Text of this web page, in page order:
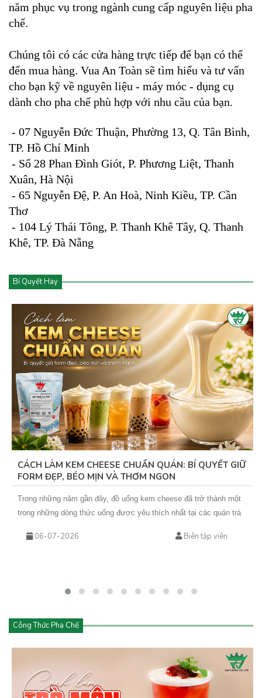
năm phục vụ trong ngành cung cấp nguyên liệu pha
chế.
Chúng tôi có các cửa hàng trực tiếp để bạn có thể
đến mua hàng. Vua An Toàn sẽ tìm hiểu và tư vấn
cho bạn kỹ về nguyên liệu - máy móc - dụng cụ
dành cho pha chế phù hợp với nhu cầu của bạn.
- 07 Nguyễn Đức Thuận, Phường 13, Q. Tân Bình,
TP. Hồ Chí Minh
- Số 28 Phan Đình Giót, P. Phương Liệt, Thanh
Xuân, Hà Nội
- 65 Nguyễn Đệ, P. An Hoà, Ninh Kiều, TP. Cần
Thơ
- 104 Lý Thái Tông, P. Thanh Khê Tây, Q. Thanh
Khê, TP. Đà Nẵng
Bí Quyết Hay
CÁCH LÀM KEM CHEESE CHUẨN QUÁN: BÍ QUYẾT GIỮ
FORM ĐẸP, BÉO MỊN VÀ THƠM NGON
Trong những năm gần đây, đồ uống kem cheese đã trở thành một
trong những dòng thức uống được yêu thích nhất tại các quán trà
cheese đến cà phê kem cheese hay matcha kem cheese, tất cả
06-07-2026 Biên tập viên
Công Thức Pha Chế